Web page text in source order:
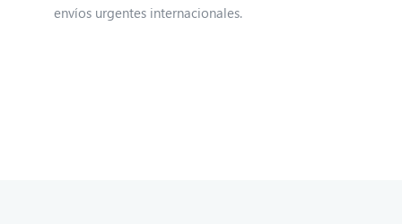
envíos urgentes internacionales.